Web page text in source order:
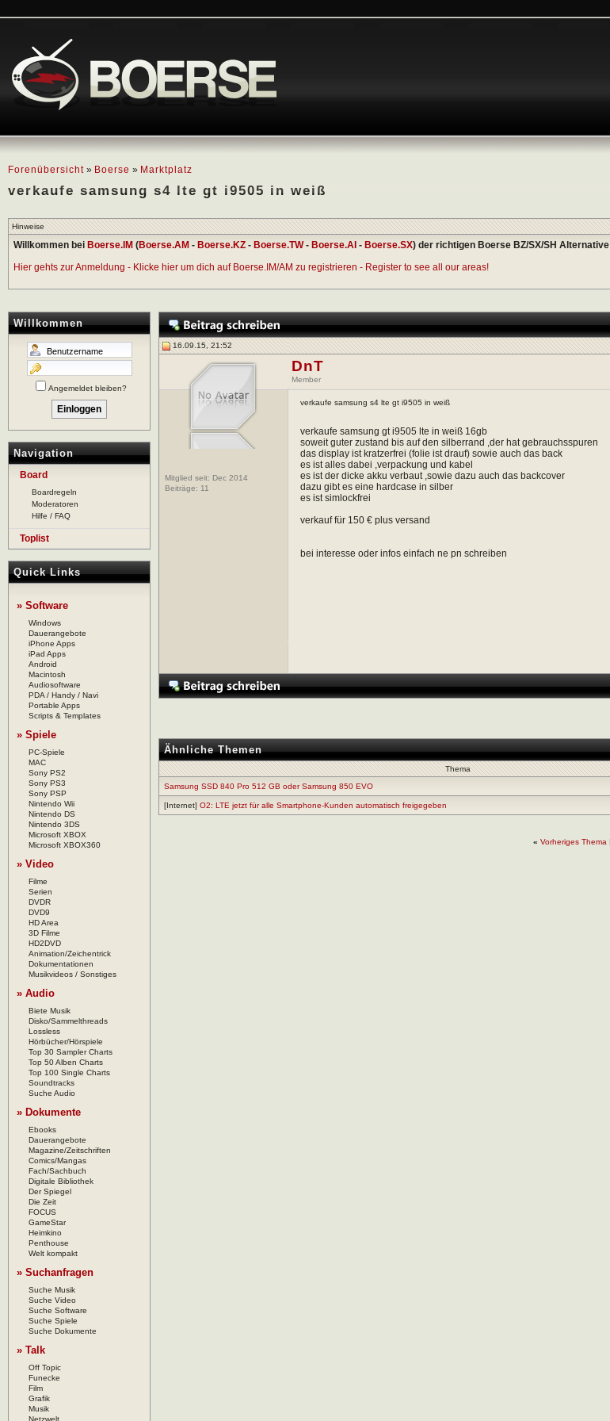
Forenübersicht » Boerse » Marktplatz
verkaufe samsung s4 lte gt i9505 in weiß
Hinweise
Willkommen bei Boerse.IM (Boerse.AM - Boerse.KZ - Boerse.TW- Boerse.AI - Boerse.SX) der richtigen Boerse BZ/SX/SH Alternative
Hier gehts zur Anmeldung - Klicke hier um dich auf Boerse.IM/AM zu registrieren - Register to see all our areas!
Willkommen
Angemeldet bleiben?
Navigation
Board
Boardregeln
Moderatoren
Hilfe / FAQ
Toplist
Quick Links
» Software
Windows
Dauerangebote
iPhone Apps
iPad Apps
Android
Macintosh
Audiosoftware
PDA / Handy / Navi
Portable Apps
Scripts & Templates
» Spiele
PC-Spiele
MAC
Sony PS2
Sony PS3
Sony PSP
Nintendo Wii
Nintendo DS
Nintendo 3DS
Microsoft XBOX
Microsoft XBOX360
» Video
Filme
Serien
DVDR
DVD9
HD Area
3D Filme
HD2DVD
Animation/Zeichentrick
Dokumentationen
Musikvideos / Sonstiges
» Audio
Biete Musik
Disko/Sammelthreads
Lossless
Hörbücher/Hörspiele
Top 30 Sampler Charts
Top 50 Alben Charts
Top 100 Single Charts
Soundtracks
Suche Audio
» Dokumente
Ebooks
Dauerangebote
Magazine/Zeitschriften
Comics/Mangas
Fach/Sachbuch
Digitale Bibliothek
Der Spiegel
Die Zeit
FOCUS
GameStar
Heimkino
Penthouse
Welt kompakt
» Suchanfragen
Suche Musik
Suche Video
Suche Software
Suche Spiele
Suche Dokumente
» Talk
Off Topic
Funecke
Film
Grafik
Musik
16.09.15, 21:52
Mitglied seit: Dec 2014
Beiträge: 11
DnT
Member
verkaufe samsung s4 lte gt i9505 in weiß
verkaufe samsung gt i9505 lte in weiß 16gb
soweit guter zustand bis auf den silberrand ,der hat gebrauchsspuren
das display ist kratzerfrei (folie ist drauf) sowie auch das back
es ist alles dabei ,verpackung und kabel
es ist der dicke akku verbaut ,sowie dazu auch das backcover
dazu gibt es eine hardcase in silber
es ist simlockfrei
verkauf für 150 € plus versand
bei interesse oder infos einfach ne pn schreiben
Ähnliche Themen
Thema
Samsung SSD 840 Pro 512 GB oder Samsung 850 EVO
[Internet] O2: LTE jetzt für alle Smartphone-Kunden automatisch freigegeben
« Vorheriges Thema|